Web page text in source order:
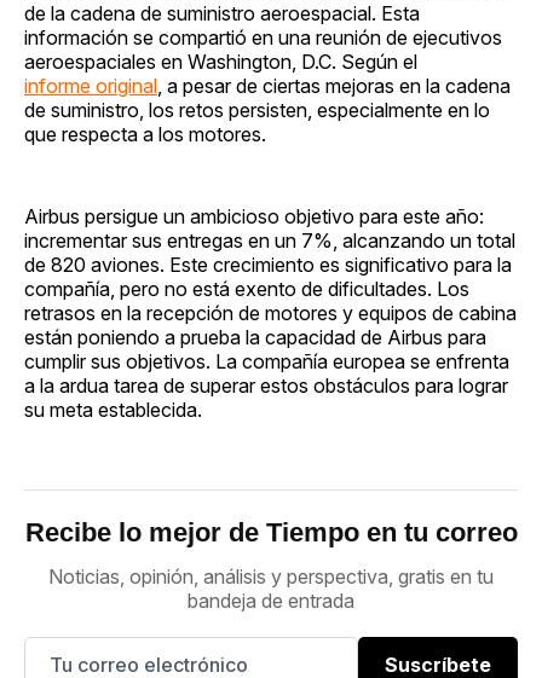
de la cadena de suministro aeroespacial. Esta
información se compartió en una reunión de ejecutivos
aeroespaciales en Washington, D.C. Según el
informe original , a pesar de ciertas mejoras en la cadena
de suministro, los retos persisten, especialmente en lo
que respecta a los motores.
Airbus persigue un ambicioso objetivo para este año:
incrementar sus entregas en un 7%, alcanzando un total
de 820 aviones. Este crecimiento es significativo para la
compañía, pero no está exento de dificultades. Los
retrasos en la recepción de motores y equipos de cabina
están poniendo a prueba la capacidad de Airbus para
cumplir sus objetivos. La compañía europea se enfrenta
a la ardua tarea de superar estos obstáculos para lograr
su meta establecida.
Recibe lo mejor de Tiempo en tu correo
Noticias, opinión, análisis y perspectiva, gratis en tu
bandeja de entrada
Suscríbete